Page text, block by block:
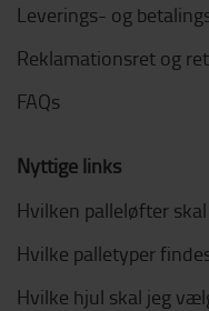
Leverings- og
Reklamationsret og
FAQs
Nyttige links
Hvilken palleløfter
Hvilke palletyper
Hvilke hjul skal jeg